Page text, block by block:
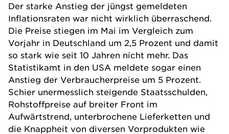
Der starke Anstieg der jüngst gemeldeten
Inflationsraten war nicht wirklich überraschend.
Die Preise stiegen im Mai im Vergleich zum
Vorjahr in Deutschland um 2,5 Prozent und damit
so stark wie seit 10 Jahren nicht mehr. Das
Statistikamt in den USA meldete sogar einen
Anstieg der Verbraucherpreise um 5 Prozent.
Schier unermesslich steigende Staatsschulden,
Rohstoffpreise auf breiter Front im
Aufwärtstrend, unterbrochene Lieferketten und
die Knappheit von diversen Vorprodukten wie